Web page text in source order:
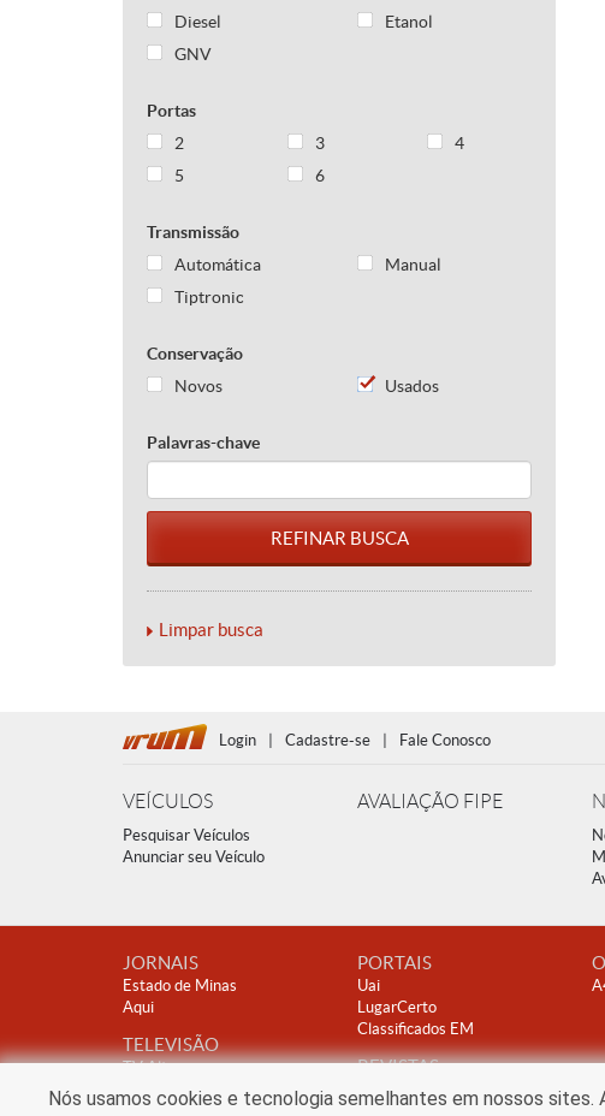
Diesel
Etanol
GNV
Portas
2
3
4
5
6
Transmissão
Automática
Manual
Tiptronic
Conservação
Novos
Usados
Palavras-chave
Limpar busca
Login Cadastre-se Fale Conosco
VEÍCULOS
Pesquisar Veículos
Anunciar seu Veículo
AVALIAÇÃO FIPE
JORNAIS
Estado de Minas
Aqui
TELEVISÃO
TV Alterosa
PORTAIS
Uai
LugarCerto
Classificados EM
REVISTAS
Encontro
Clube A
Nós usamos cookies e tecnologia semelhantes em nossos